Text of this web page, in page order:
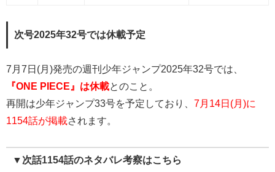
次号2025年32号では休載予定
7月7日(月)発売の週刊少年ジャンプ2025年32号では、
『ONE PIECE』は休載とのこと。
再開は少年ジャンプ33号を予定しており、 7月14日(月)に
1154話が掲載されます。
▼次話1154話のネタバレ考察はこちら